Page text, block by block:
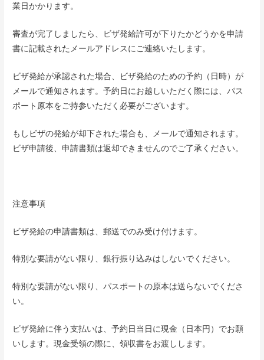
業日かかります。
審査が完了しましたら、ビザ発給許可が下りたかどうかを申請
書に記載されたメールアドレスにご連絡いたします。
ビザ発給が承認された場合、ビザ発給のための予約（日時）が
メールで通知されます。予約日にお越しいただく際には、パス
ポート原本をご持参いただく必要がございます。
もしビザの発給が却下された場合も、メールで通知されます。
ビザ申請後、申請書類は返却できませんのでご了承ください。
注意事項
ビザ発給の申請書類は、郵送でのみ受け付けます。
特別な要請がない限り、銀行振り込みはしないでください。
特別な要請がない限り、パスポートの原本は送らないでくださ
い。
ビザ発給に伴う支払いは、予約日当日に現金（日本円）でお願
いします。現金受領の際に、領収書をお渡しします。